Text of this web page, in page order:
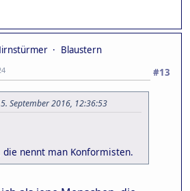
Blaustern
#13
September 2016, 12:36:53
die nennt man Konformisten.